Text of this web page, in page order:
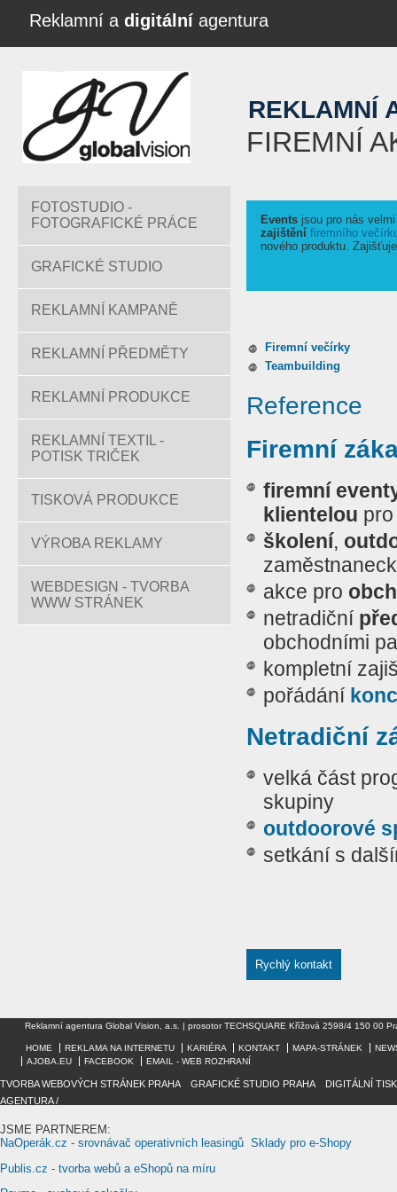
Reklamní a digitální agentura
FOTOSTUDIO -
FOTOGRAFICKÉ PRÁCE
GRAFICKÉ STUDIO
REKLAMNÍ KAMPANĚ
REKLAMNÍ PŘEDMĚTY
REKLAMNÍ PRODUKCE
REKLAMNÍ TEXTIL -
POTISK TRIČEK
TISKOVÁ PRODUKCE
VÝROBA REKLAMY
WEBDESIGN - TVORBA
WWW STRÁNEK
REKLAMNÍ
FIREMNÍ
Events jsou pro nás
zajištění firemního
nového produktu.
Firemní večírky
Teambuilding
Reference
Firemní
firemní
klientelou
školení,
akce pro
netradiční
obchodními
kompletní
pořádání
Netradiční
velká část
skupiny
outdoorové
setkání s
Rychlý kontakt
Reklamní agentura Global Vision, a.s. | prosotor TECHSQUARE Křížová 2598/4 150 00
HOME REKLAMA NA INTERNETU KARIÉRA KONTAKT MAPA-STRÁNEK
AJOBA.EU
FACEBOOK EMAIL - WEB ROZHRANÍ
TVORBA WEBOVÝCH STRÁNEK PRAHA GRAFICKÉ STUDIO PRAHA
DIGITÁLNÍ
AGENTURA /
JSME PARTNEREM:
NaOperák.cz - srovnávač operativních leasingů Sklady pro e-Shopy
Publis.cz - tvorba webů a eShopů na míru